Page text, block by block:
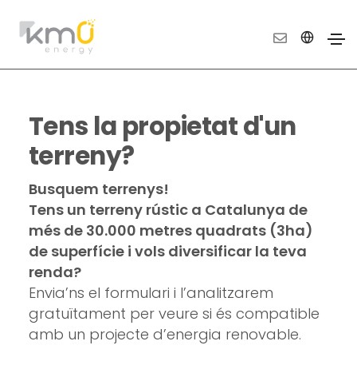
Tens la propietat d'un
terreny?
Busquem terrenys!
Tens un terreny rústic a Catalunya de
més de 30.000 metres quadrats (3ha)
de superfície i vols diversificar la teva
renda?
Envia’ns el formulari i l’analitzarem
gratuïtament per veure si és compatible
amb un projecte d’energia renovable.